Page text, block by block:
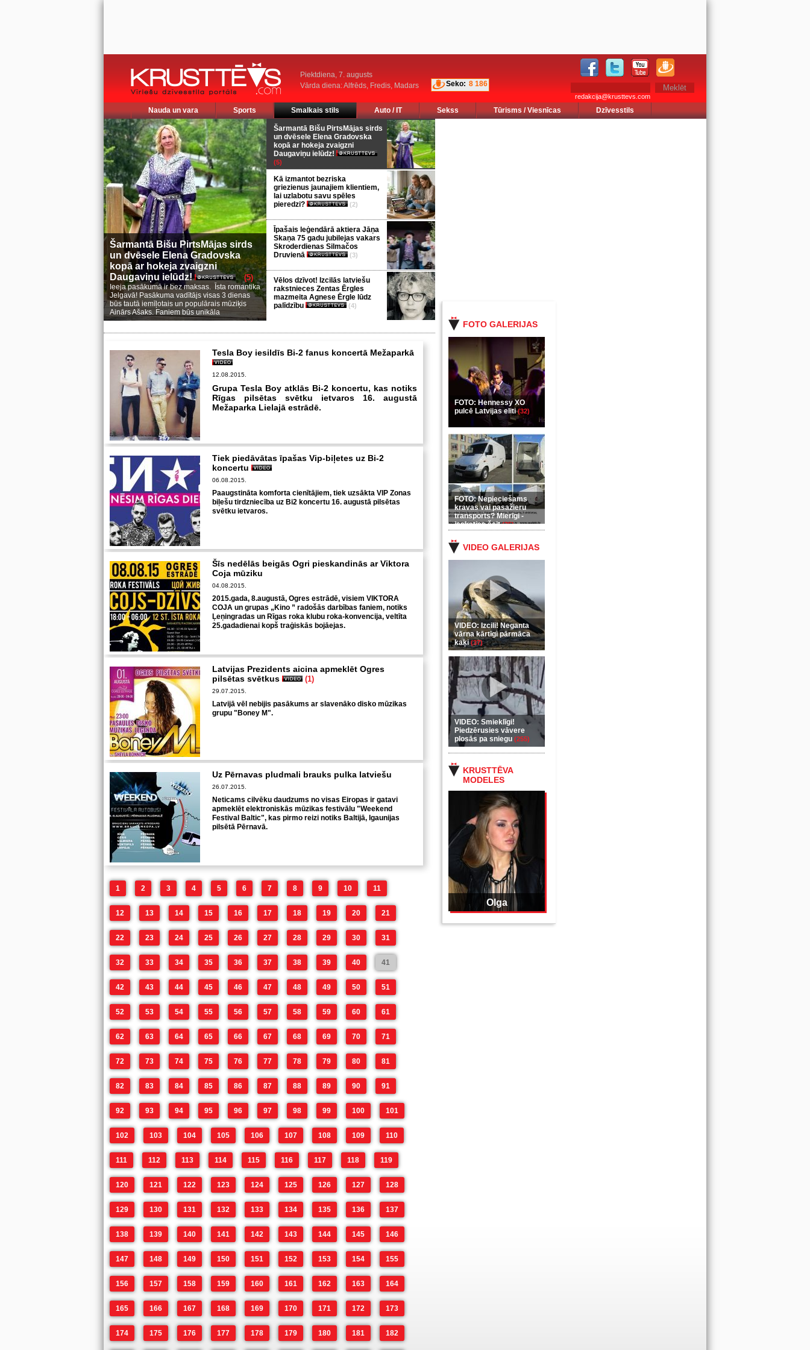
Piektdiena, 7. augusts
Vārda diena: Alfrēds, Fredis, Madars
Seko: 8 186
redakcija@krusttevs.com
Nauda un vara Sports Smalkais stils Auto / IT Sekss Tūrisms / Viesnīcas Dzīvesstils
FOTO GALERIJAS
FOTO: Hennessy XO
pulcē Latvijas eliti(32)
FOTO: Nepieciešams
kravas vai pasažieru
transports? Mierīgi -
ieskaties šeit(35)
VIDEO GALERIJAS
VIDEO: Izcili! Neganta
vārna kārtīgi pārmāca
kaķi(37)
VIDEO: Smieklīgi!
Piedzērusies vāvere
plosās pa sniegu (255)
KRUSTTĒVA
MODELES
Olga
Šarmantā Bišu PirtsMājas sirds
un dvēsele Elena Gradovska
kopā ar hokeja zvaigzni
Daugaviņu ielūdz!
(5)
Ieeja pasākumā ir bez maksas. Īsta romantika
Jelgavā! Pasākuma vadītājs visas 3 dienas
būs tautā iemīļotais un populārais mūziķis
Ainārs Ašaks. Faniem būs unikāla
Šarmantā Bišu PirtsMājas sirds
un dvēsele Elena Gradovska
kopā ar hokeja zvaigzni
Daugaviņu ielūdz!
(5)
Kā izmantot bezriska
griezienus jaunajiem klientiem,
lai uzlabotu savu spēles
pieredzi?
(2)
Īpašais leģendārā aktiera Jāņa
Skaņa 75 gadu jubilejas vakars
Skroderdienas Silmačos
Druvienā
(3)
Vēlos dzīvot! Izcilās latviešu
rakstnieces Zentas Ērgles
mazmeita Agnese Ērgle lūdz
palīdzību
(4)
Tesla Boy iesildīs Bi-2 fanus koncertā Mežaparkā
12.08.2015.
Grupa Tesla Boy atklās Bi-2 koncertu, kas notiks
Rīgas pilsētas svētku ietvaros 16. augustā
Mežaparka Lielajā estrādē.
Tiek piedāvātas īpašas Vip-biļetes uz Bi-2
koncertu
06.08.2015.
Paaugstināta komforta cienītājiem, tiek uzsākta VIP Zonas
biļešu tirdzniecība uz Bi2 koncertu 16. augustā pilsētas
svētku ietvaros.
Šīs nedēlās beigās Ogri pieskandinās ar Viktora
Coja mūziku
04.08.2015.
2015.gada, 8.augustā, Ogres estrādē, visiem VIKTORA
COJA un grupas „Kino ” radošās darbības faniem, notiks
Ļeņingradas un Rīgas roka klubu roka-konvencija, veltīta
25.gadadienai kopš traģiskās bojāejas.
Latvijas Prezidents aicina apmeklēt Ogres
pilsētas svētkus
(1)
29.07.2015.
Latvijā vēl nebijis pasākums ar slavenāko disko mūzikas
grupu "Boney M".
Uz Pērnavas pludmali brauks pulka latviešu
26.07.2015.
Neticams cilvēku daudzums no visas Eiropas ir gatavi
apmeklēt elektroniskās mūzikas festivālu "Weekend
Festival Baltic", kas pirmo reizi notiks Baltijā, Igaunijas
pilsētā Pērnavā.
1 2 3 4 5 6 7 8 9 10 11
12 13 14 15 16 17 18 19 20 21
22 23 24 25 26 27 28 29 30 31
32 33 34 35 36 37 38 39 40 41
42 43 44 45 46 47 48 49 50 51
52 53 54 55 56 57 58 59 60 61
62 63 64 65 66 67 68 69 70 71
72 73 74 75 76 77 78 79 80 81
82 83 84 85 86 87 88 89 90 91
92 93 94 95 96 97 98 99 100 101
102 103 104 105 106 107 108 109 110
111 112 113 114 115 116 117 118 119
120 121 122 123 124 125 126 127 128
129 130 131 132 133 134 135 136 137
138 139 140 141 142 143 144 145 146
147 148 149 150 151 152 153 154 155
156 157 158 159 160 161 162 163 164
165 166 167 168 169 170 171 172 173
174 175 176 177 178 179 180 181 182